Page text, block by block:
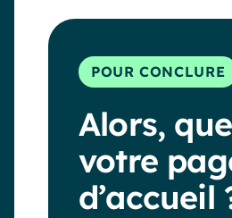
POUR CONCLURE
Alors,
votre
d’accueil